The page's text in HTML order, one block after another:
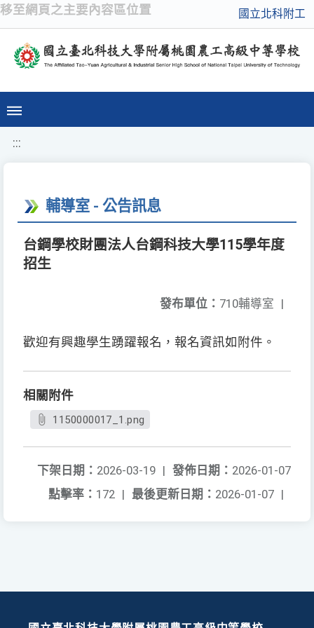
移至網頁之主要內容區位置 國立北科附工
:::
輔導室 - 公告訊息
台鋼學校財團法人台鋼科技大學115學年度
招生
發布單位： 710輔導室 |
歡迎有興趣學生踴躍報名，報名資訊如附件。
相關附件
1150000017_1.png
發佈日期： 2026-01-07
下架日期： 2026-03-19 |
最後更新日期： 2026-01-07 |
點擊率： 172 |